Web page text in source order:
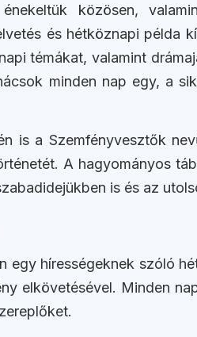
közösen,
és hétköznapi példa
témákat, valamint
minden nap egy, a
is a Szemfényvesztők
A hagyományos
is és az
egy hírességeknek szóló
elkövetésével. Minden